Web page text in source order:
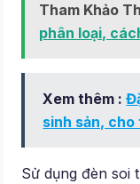
Tham Khảo
phân loại,
Xem thêm :
sinh sản,
Sử dụng đèn soi